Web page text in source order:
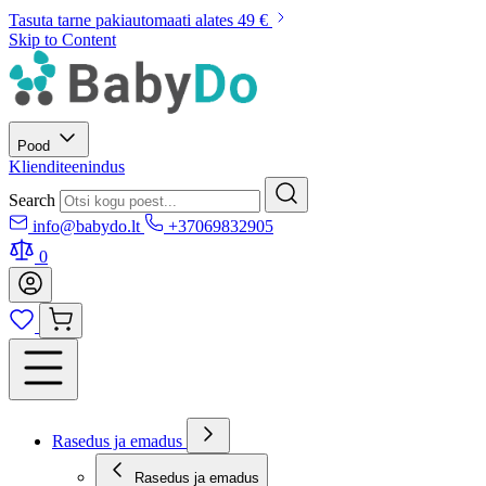
Tasuta tarne pakiautomaati alates 49 €
Skip to Content
Pood
Klienditeenindus
Search
info@babydo.lt
+37069832905
0
Rasedus ja emadus
Rasedus ja emadus